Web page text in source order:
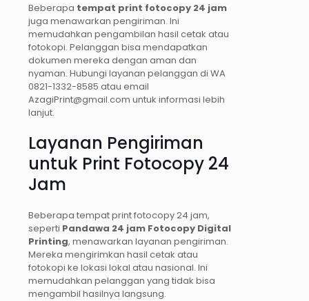
Beberapa tempat print fotocopy 24 jam
juga menawarkan pengiriman. Ini
memudahkan pengambilan hasil cetak atau
fotokopi. Pelanggan bisa mendapatkan
dokumen mereka dengan aman dan
nyaman. Hubungi layanan pelanggan di WA
0821-1332-8585 atau email
AzagiPrint@gmail.com untuk informasi lebih
lanjut.
Layanan Pengiriman
untuk Print Fotocopy 24
Jam
Beberapa tempat print fotocopy 24 jam,
seperti Pandawa 24 jam Fotocopy Digital
Printing, menawarkan layanan pengiriman.
Mereka mengirimkan hasil cetak atau
fotokopi ke lokasi lokal atau nasional. Ini
memudahkan pelanggan yang tidak bisa
mengambil hasilnya langsung.